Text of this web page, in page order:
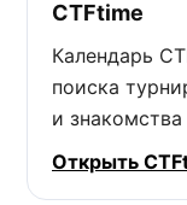
CTFtime
Календарь
поиска
и
Открыть